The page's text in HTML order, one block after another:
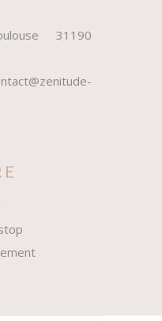
31190